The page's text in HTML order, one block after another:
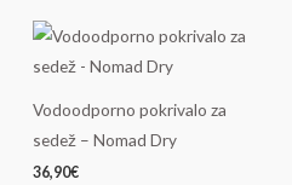
Vodoodporno pokrivalo za
sedež – Nomad Dry
36,90€